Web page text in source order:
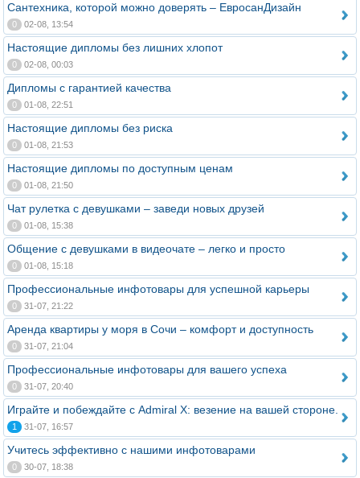
Сантехника, которой можно доверять – ЕвросанДизайн
0 02-08, 13:54
Настоящие дипломы без лишних хлопот
0 02-08, 00:03
Дипломы с гарантией качества
0 01-08, 22:51
Настоящие дипломы без риска
0 01-08, 21:53
Настоящие дипломы по доступным ценам
0 01-08, 21:50
Чат рулетка с девушками – заведи новых друзей
0 01-08, 15:38
Общение с девушками в видеочате – легко и просто
0 01-08, 15:18
Профессиональные инфотовары для успешной карьеры
0 31-07, 21:22
Аренда квартиры у моря в Сочи – комфорт и доступность
0 31-07, 21:04
Профессиональные инфотовары для вашего успеха
0 31-07, 20:40
Играйте и побеждайте с Admiral X: везение на вашей стороне.
1 31-07, 16:57
Учитесь эффективно с нашими инфотоварами
0 30-07, 18:38